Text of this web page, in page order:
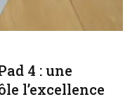
4 : une
l’excellence